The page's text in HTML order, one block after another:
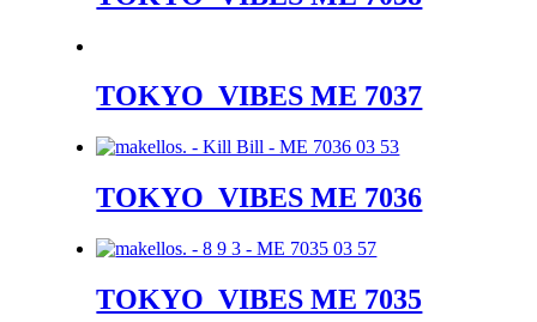
TOKYO_VIBES ME 7037
TOKYO_VIBES ME 7036
TOKYO_VIBES ME 7035